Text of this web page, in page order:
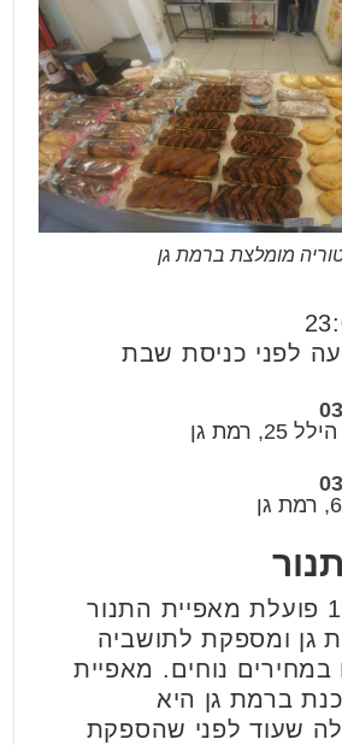
מומלצת ברמת גן
רמת גן
עוד משנת 1998 פועלת מאפיית התנור
גן ומספקת לתושביה
נוחים. מאפיית
ברמת גן היא
שעוד לפני שהספקת